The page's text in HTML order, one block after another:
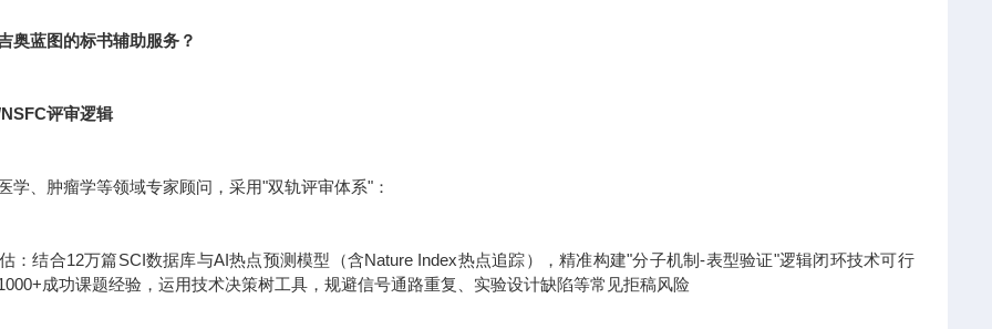
奥蓝图的标书辅助服务？
评审逻辑
学、肿瘤学等领域专家顾问，采用"双轨评审体系"：
：结合12万篇SCI数据库与AI热点预测模型（含Nature Index热点追踪），精准构建"分子机制-表型验证"逻辑闭环技术可行
成功课题经验，运用技术决策树工具，规避信号通路重复、实验设计缺陷等常见拒稿风险